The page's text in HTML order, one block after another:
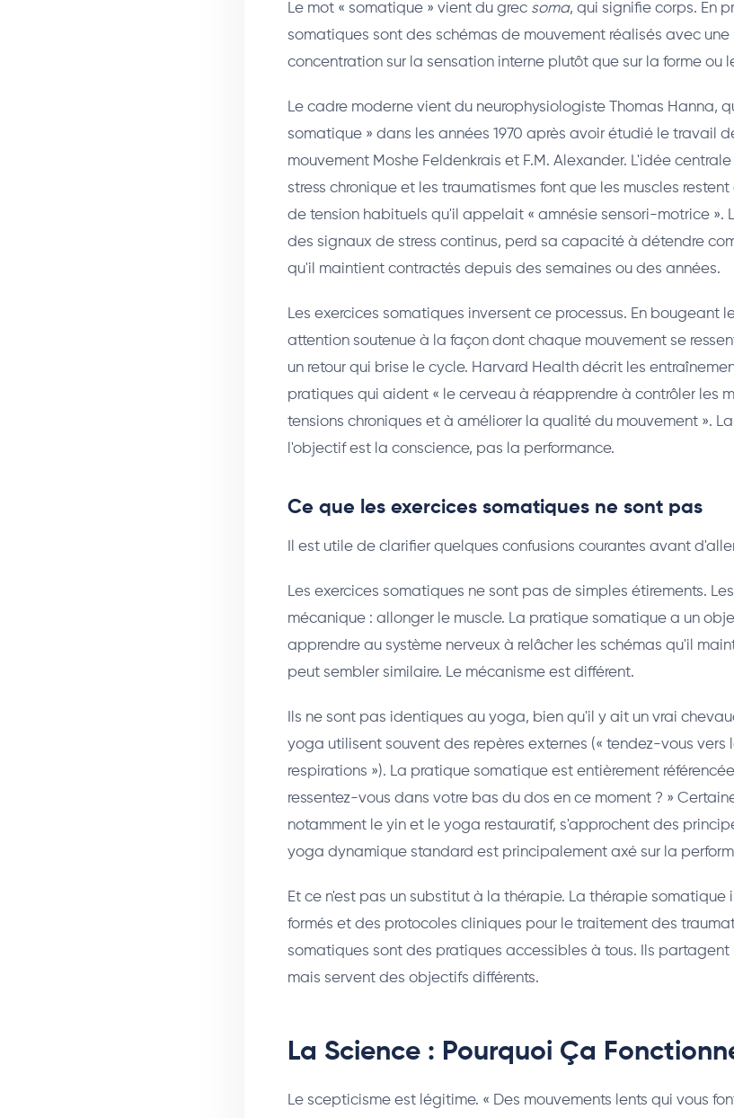
Le mot « somatique » vient du grec soma, qui signifie corps. En
somatiques sont des schémas de mouvement réalisés avec
concentration sur la sensation interne plutôt que sur la forme ou
Le cadre moderne vient du neurophysiologiste Thomas Hanna,
somatique » dans les années 1970 après avoir étudié le travail
mouvement Moshe Feldenkrais et F.M. Alexander. L'idée
stress chronique et les traumatismes font que les muscles
de tension habituels qu'il appelait « amnésie sensori-motrice ».
des signaux de stress continus, perd sa capacité à détendre
qu'il maintient contractés depuis des semaines ou des années.
Les exercices somatiques inversent ce processus. En bougeant
attention soutenue à la façon dont chaque mouvement se
un retour qui brise le cycle. Harvard Health décrit les
pratiques qui aident « le cerveau à réapprendre à contrôler les
tensions chroniques et à améliorer la qualité du mouvement ».
l'objectif est la conscience, pas la performance.
Ce que les exercices somatiques ne sont pas
Il est utile de clarifier quelques confusions courantes avant
Les exercices somatiques ne sont pas de simples étirements.
mécanique : allonger le muscle. La pratique somatique a un
apprendre au système nerveux à relâcher les schémas qu'il
peut sembler similaire. Le mécanisme est différent.
Ils ne sont pas identiques au yoga, bien qu'il y ait un vrai
yoga utilisent souvent des repères externes (« tendez-vous vers
respirations »). La pratique somatique est entièrement
ressentez-vous dans votre bas du dos en ce moment ? »
notamment le yin et le yoga restauratif, s'approchent des
yoga dynamique standard est principalement axé sur la
Et ce n'est pas un substitut à la thérapie. La thérapie somatique
formés et des protocoles cliniques pour le traitement des
somatiques sont des pratiques accessibles à tous. Ils
mais servent des objectifs différents.
La Science : Pourquoi Ça
Le scepticisme est légitime. « Des mouvements lents qui vous